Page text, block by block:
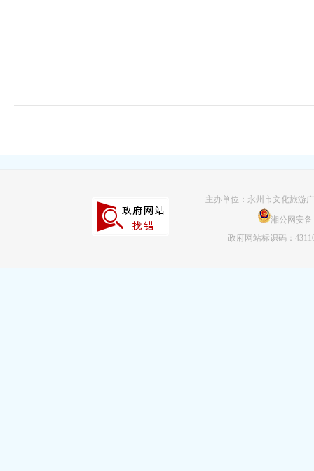
主办单位：永州市文化旅
湘公网安备
政府网站标识码：